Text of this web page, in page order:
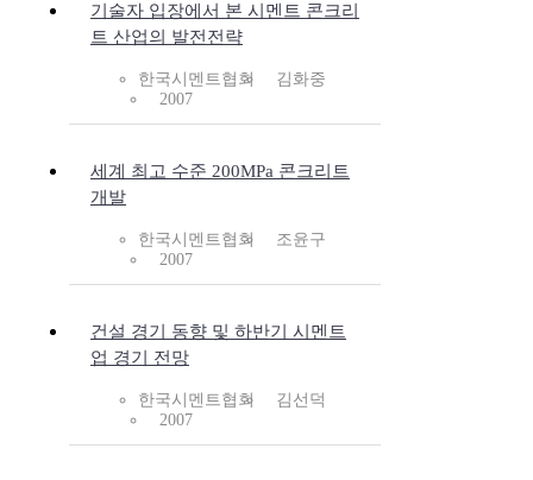
기술자 입장에서 본 시멘트 콘크리
트 산업의 발전전략
한국시멘트협회
김화중
2007
세계 최고 수준 200MPa 콘크리트
개발
한국시멘트협회
조윤구
2007
건설 경기 동향 및 하반기 시멘트
업 경기 전망
한국시멘트협회
김선덕
2007